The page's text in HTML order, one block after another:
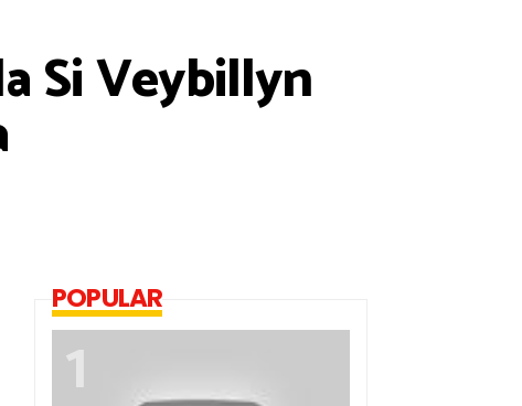
Si Veybillyn
POPULAR